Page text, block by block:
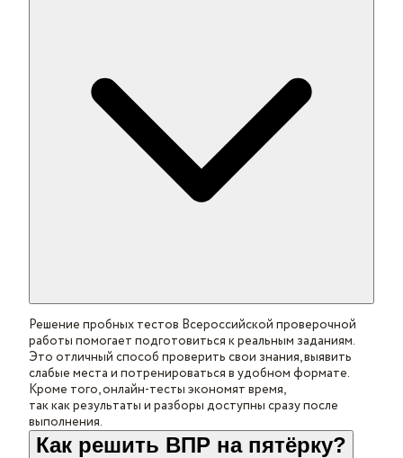
Решение пробных тестов Всероссийской проверочной
работы помогает подготовиться к реальным заданиям.
Это отличный способ проверить свои знания, выявить
слабые места и потренироваться в удобном формате.
Кроме того, онлайн-тесты экономят время,
так как результаты и разборы доступны сразу после
выполнения.
Как решить ВПР на пятёрку?